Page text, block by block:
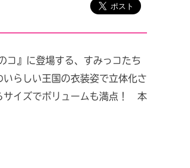
コ』に登場する、すみっコたち
らしい王国の衣装姿で立体化さ
サイズでボリュームも満点！ 本